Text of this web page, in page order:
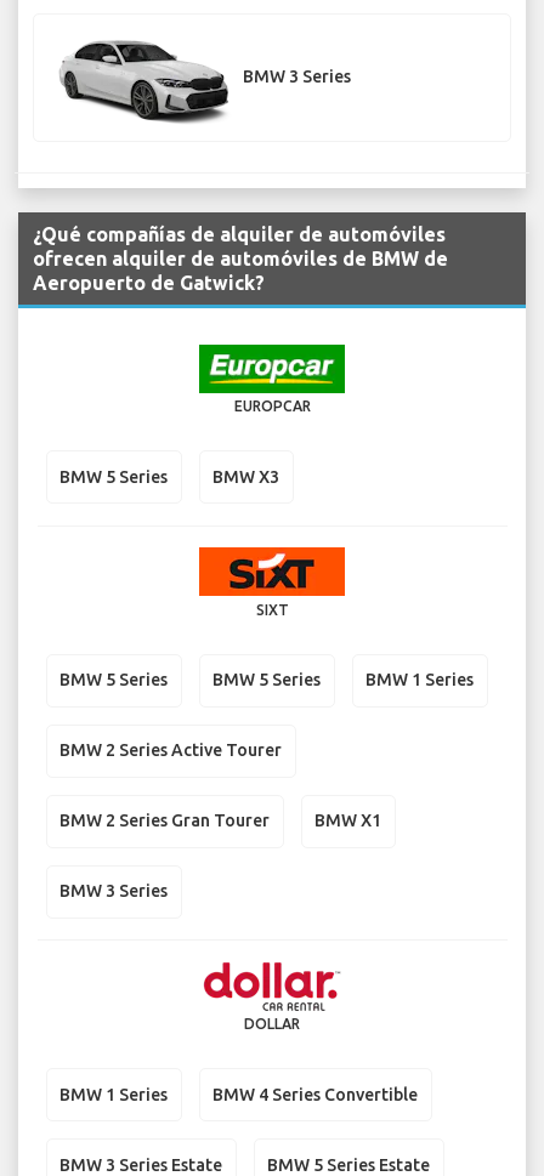
BMW 3 Series
¿Qué compañías de alquiler de automóviles
ofrecen alquiler de automóviles de BMW de
Aeropuerto de Gatwick?
EUROPCAR
BMW 5 Series BMW X3
SIXT
BMW 5 Series BMW 5 Series BMW 1 Series
BMW 2 Series Active Tourer
BMW 2 Series Gran Tourer BMW X1
BMW 3 Series
DOLLAR
BMW 1 Series BMW 4 Series Convertible
BMW 3 Series Estate BMW 5 Series Estate